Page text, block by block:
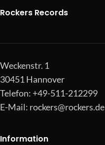
Rockers Records
Weckenstr. 1
30451 Hannover
Telefon: +49-511-212299
E-Mail: rockers@rockers.de
Information